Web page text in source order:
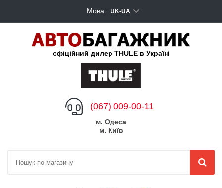
Мова: UK-UA
офіційний дилер THULE в Україні
(067) 009-00-11
м. Одеса
м. Київ